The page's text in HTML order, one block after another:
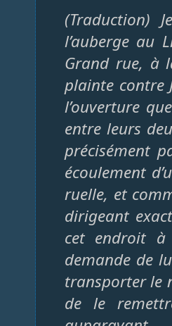
(Traduction)
l’auberge au
Grand rue, à
plainte contre
l’ouverture
entre leurs
précisément
écoulement
ruelle, et
dirigeant
cet endroit à
demande de
transporter le
de le